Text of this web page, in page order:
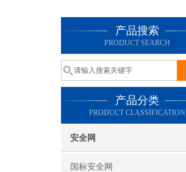
产品搜索
PRODUCT SEARCH
产品分类
PRODUCT CLASSIFICATION
安全网
国标安全网